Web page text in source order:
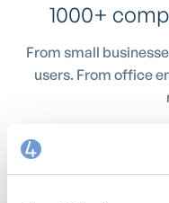
1000+
From small
users. From office